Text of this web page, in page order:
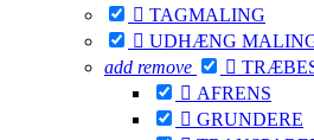
 TAGMALING
 UDHÆNG
add remove 
 AFRENS
 GRUNDERE